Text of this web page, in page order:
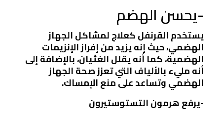
-يحسن الهضم
يستخدم القرنفل كعلاج لمشاكل الجهاز
الهضمي، حيث إنه يزيد من إفراز الإنزيمات
الهضمية، كما أنه يقلل الغثيان، بالإضافة إلى
أنه مليء بالألياف التي تعزز صحة الجهاز
الهضمي وتساعد على منع الإمساك.
-يرفع هرمون التستوستيرون